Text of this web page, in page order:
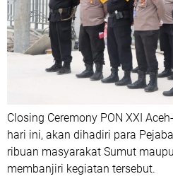
Closing Ceremony PON XXI
hari ini, akan dihadiri para
ribuan masyarakat Sumut
membanjiri kegiatan tersebut.